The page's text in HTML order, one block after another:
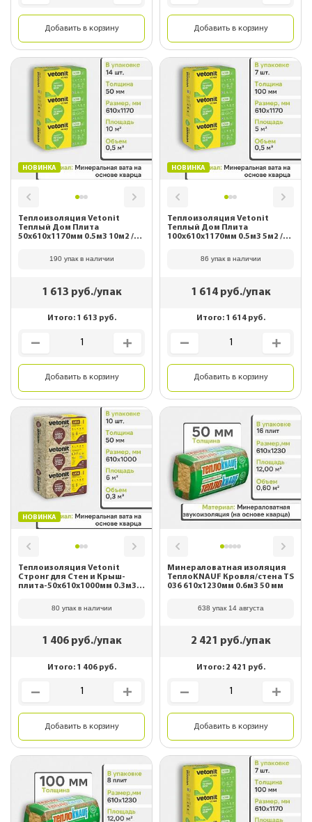
Добавить в корзину Добавить в корзину
НОВИНКА
Теплоизоляция Vetonit
Теплый Дом Плита
50х610х1170мм 0.5м3 10м2 /Е/
190 упак в наличии
1 613 руб./упак
Итого: 1 613 руб.
Добавить в корзину
НОВИНКА
Теплоизоляция Vetonit
Теплый Дом Плита
100х610х1170мм 0.5м3 5м2 /Е/
86 упак в наличии
1 614руб./упак
Итого: 1 614руб.
Добавить в корзину
НОВИНКА
Теплоизоляция Vetonit
Стронг для Стен и Крыш-
плита-50х610х1000мм 0.3м3
80 упак в наличии
1 406руб./упак
Итого: 1 406руб.
Добавить в корзину
Минераловатная изоляция
ТеплоKNAUF Кровля/стена TS
036 610х1230мм 0.6м3 50 мм
638 упак 14 августа
2 421 руб./упак
Итого: 2 421 руб.
Добавить в корзину